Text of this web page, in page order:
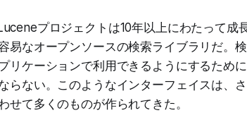
プロジェクトは10年以上にわたって成
易なオープンソースの検索ライブラリだ。
リケーションで利用できるようにするため
らない。このようなインターフェイスは、
せて多くのものが作られてきた。